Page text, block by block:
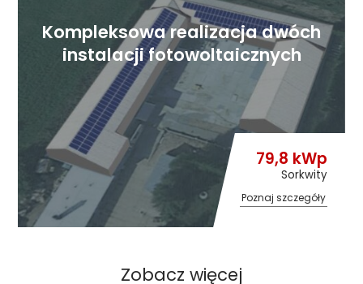
Kompleksowa realizacja dwóch
instalacji fotowoltaicznych
79,8 kWp
Sorkwity
Poznaj szczegóły
Zobacz więcej